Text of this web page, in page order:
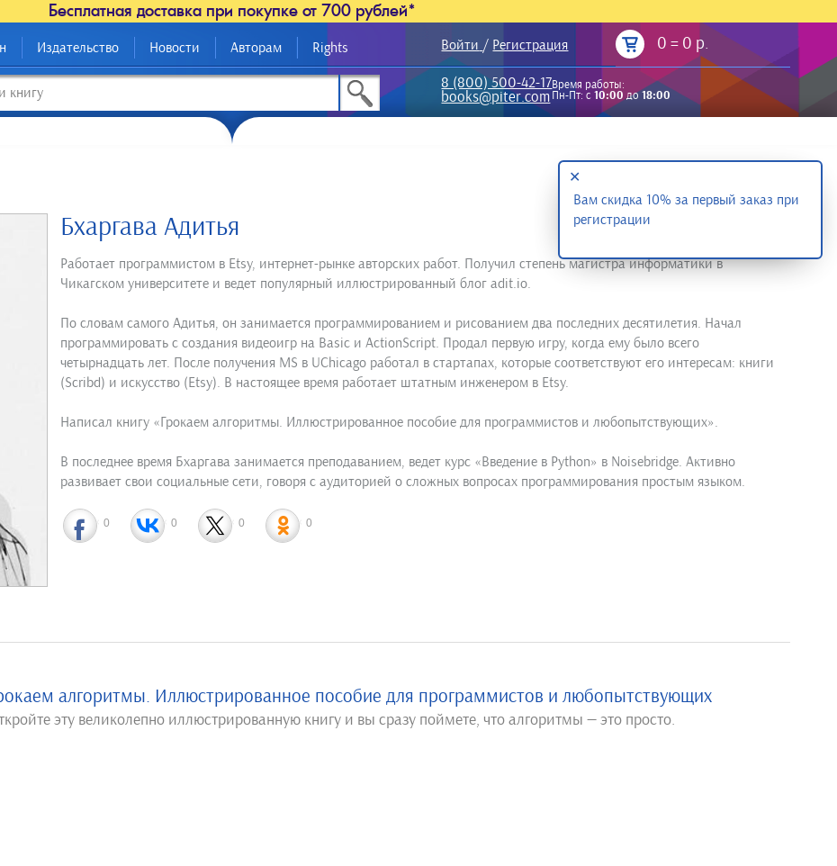
Бесплатная доставка при покупке от 700 рублей*
Издательство Новости Авторам Rights Войти / Регистрация 0 = 0 р.
8 (800) 500-42-17
books@piter.com
Время работы:
Пн-Пт: с10:00до18:00
Бхаргава Адитья
Работает программистом в Etsy, интернет-рынке авторских работ. Получил степень магистра информатики в
Чикагском университете и ведет популярный иллюстрированный блог adit.io.
По словам самого Адитья, он занимается программированием и рисованием два последних десятилетия. Начал
программировать с создания видеоигр на Basic и ActionScript. Продал первую игру, когда ему было всего
четырнадцать лет. После получения MS в UChicago работал в стартапах, которые соответствуют его интересам: книги
(Scribd) и искусство (Etsy). В настоящее время работает штатным инженером в Etsy.
Написал книгу «Грокаем алгоритмы. Иллюстрированное пособие для программистов и любопытствующих».
В последнее время Бхаргава занимается преподаванием, ведет курс «Введение в Python» в Noisebridge. Активно
развивает свои социальные сети, говоря с аудиторией о сложных вопросах программирования простым языком.
0 0 0 0
алгоритмы. Иллюстрированное пособие для программистов и любопытствующих
эту великолепно иллюстрированную книгу и вы сразу поймете, что алгоритмы — это просто.
Вам скидка 10% за первый заказ при
регистрации
✕